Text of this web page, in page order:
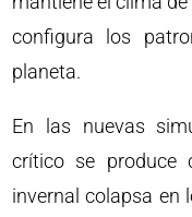
configura los
planeta.
En las nuevas
crítico se produce
invernal colapsa en